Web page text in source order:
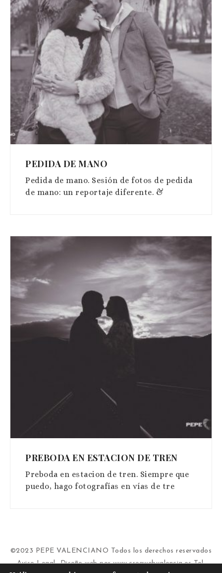
PEDIDA DE MANO
Pedida de mano. Sesión de fotos de pedida
de mano: un reportaje diferente. &
PREBODA EN ESTACION DE TREN
Preboda en estacion de tren. Siempre que
puedo, hago fotografías en vías de tre
©2023 PEPE VALENCIANO Todos los derechos reservados
Aviso Legal-Diseño web porwww.creawebvalencia.esTel.